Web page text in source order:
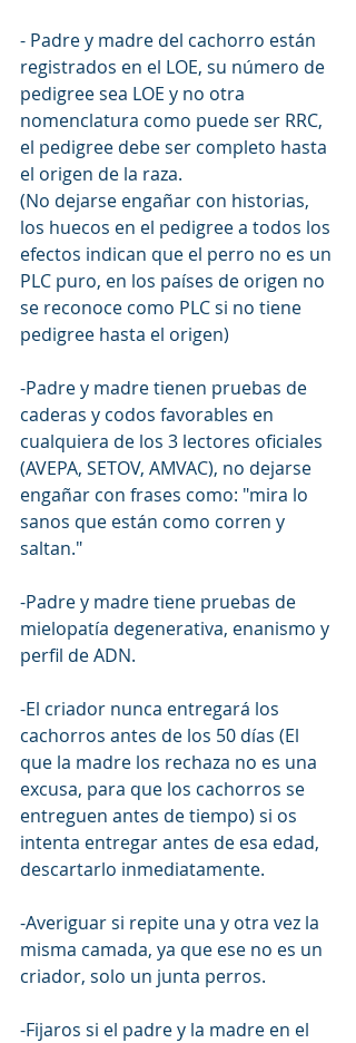
- Padre y madre del cachorro están
registrados en el LOE, su número de
pedigree sea LOE y no otra
nomenclatura como puede ser RRC,
el pedigree debe ser completo hasta
el origen de la raza.
(No dejarse engañar con historias,
los huecos en el pedigree a todos los
efectos indican que el perro no es un
PLC puro, en los países de origen no
se reconoce como PLC si no tiene
pedigree hasta el origen)
-Padre y madre tienen pruebas de
caderas y codos favorables en
cualquiera de los 3 lectores oficiales
(AVEPA, SETOV, AMVAC), no dejarse
engañar con frases como: "mira lo
sanos que están como corren y
saltan."
-Padre y madre tiene pruebas de
mielopatía degenerativa, enanismo y
perfil de ADN.
-El criador nunca entregará los
cachorros antes de los 50 días (El
que la madre los rechaza no es una
excusa, para que los cachorros se
entreguen antes de tiempo) si os
intenta entregar antes de esa edad,
descartarlo inmediatamente.
-Averiguar si repite una y otra vez la
misma camada, ya que ese no es un
criador, solo un junta perros.
-Fijaros si el padre y la madre en el